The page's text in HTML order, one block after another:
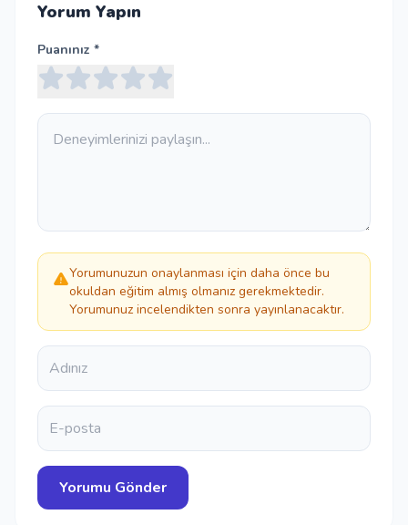
Yorum Yapın
Puanınız *
Yorumunuzun onaylanması için daha önce bu
okuldan eğitim almış olmanız gerekmektedir.
Yorumunuz incelendikten sonra yayınlanacaktır.